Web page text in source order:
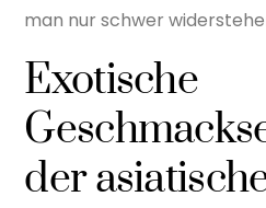
man nur schwer
Exotische
der